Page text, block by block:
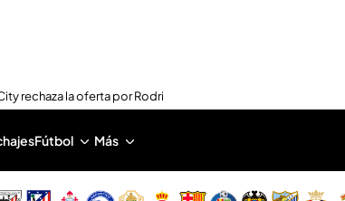
rechaza la oferta por Rodri
Fútbol Más